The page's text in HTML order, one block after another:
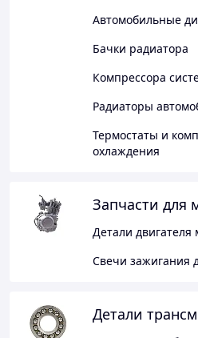
Автомобильные
Бачки радиатора
Компрессора
Радиаторы
Термостаты и
охлаждения
Запчасти для
Детали двигателя
Свечи зажигания
Детали